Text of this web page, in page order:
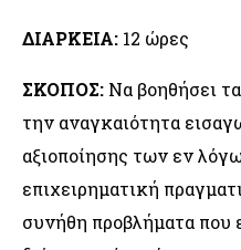
ΔΙΑΡΚΕΙΑ: 12 ώρες
ΣΚΟΠΟΣ: Να βοηθήσει
την αναγκαιότητα
αξιοποίησης των εν
επιχειρηµατική
συνήθη προβλήµατα που